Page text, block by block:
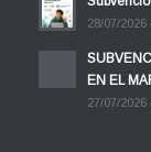
28/07/2026
EN EL
27/07/2026